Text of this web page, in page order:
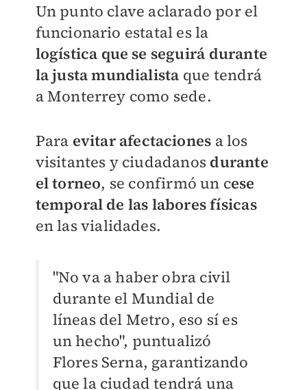
Un punto clave aclarado por el
funcionario estatal es la
logística que se seguirá durante
la justa mundialista que tendrá
a Monterrey como sede.
Para evitar afectaciones a los
visitantes y ciudadanos durante
el torneo, se confirmó un cese
temporal de las labores físicas
en las vialidades.
"No va a haber obra civil
durante el Mundial de
líneas del Metro, eso sí es
un hecho", puntualizó
Flores Serna, garantizando
que la ciudad tendrá una